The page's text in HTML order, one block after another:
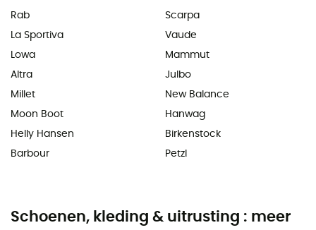
Rab
La Sportiva
Lowa
Altra
Millet
Moon Boot
Helly Hansen
Barbour
Scarpa
Vaude
Mammut
Julbo
New Balance
Hanwag
Birkenstock
Petzl
Schoenen, kleding & uitrusting : meer